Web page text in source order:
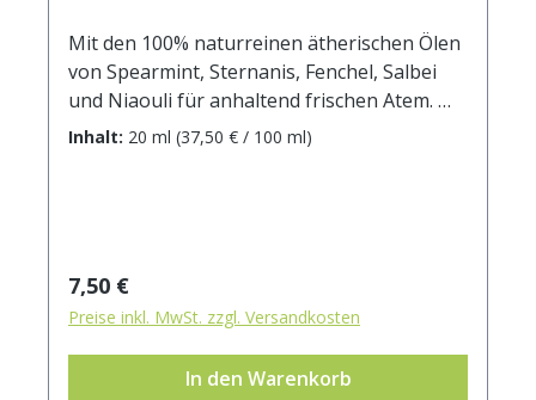
Mit den 100% naturreinen ätherischen Ölen
von Spearmint, Sternanis, Fenchel, Salbei
und Niaouli für anhaltend frischen Atem.
Anwendung: Geben Sie bis zu 5 Tropfen
Inhalt: 20 ml (37,50 € / 100 ml)
Regulärer Preis:
7,50 €
Preise inkl. MwSt. zzgl. Versandkosten
In den Warenkorb